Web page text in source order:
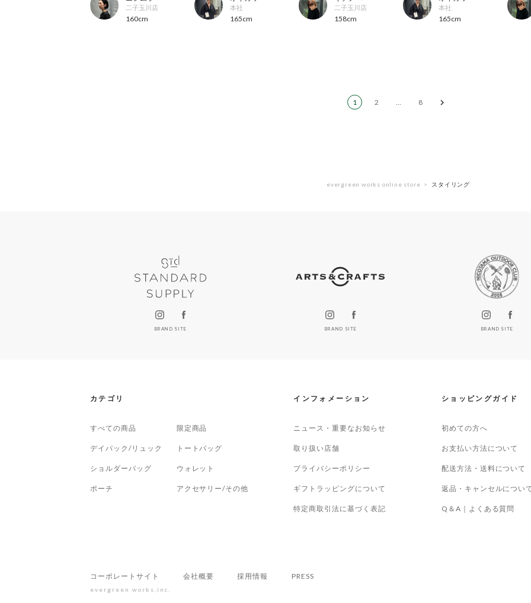
二子玉川店
160cm
本社
165cm
二子玉川店
158cm
本社
165cm
1 2 … 8
evergreen works online store スタイリング
BRAND SITE BRAND SITE BRAND SITE
カテゴリ
すべての商品 限定商品
デイパック/リュック トートバッグ
ショルダーバッグ ウォレット
ポーチ アクセサリー/その他
インフォメーション
ニュース・重要なお知らせ
取り扱い店舗
プライバシーポリシー
ギフトラッピングについて
特定商取引法に基づく表記
ショッピングガイド
初めての方へ
お支払い方法について
配送方法・送料について
返品・キャンセルについ
Q＆A｜よくある質問
コーポレートサイト 会社概要 採用情報 PRESS
evergreen works,inc.